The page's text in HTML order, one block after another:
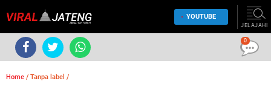
YOUTUBE
JELAJAHI
Home / Tanpa label /
0